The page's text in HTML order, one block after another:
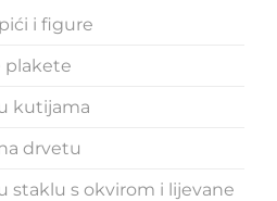
i figure
plakete
kutijama
drvetu
staklu s okvirom i lijevane